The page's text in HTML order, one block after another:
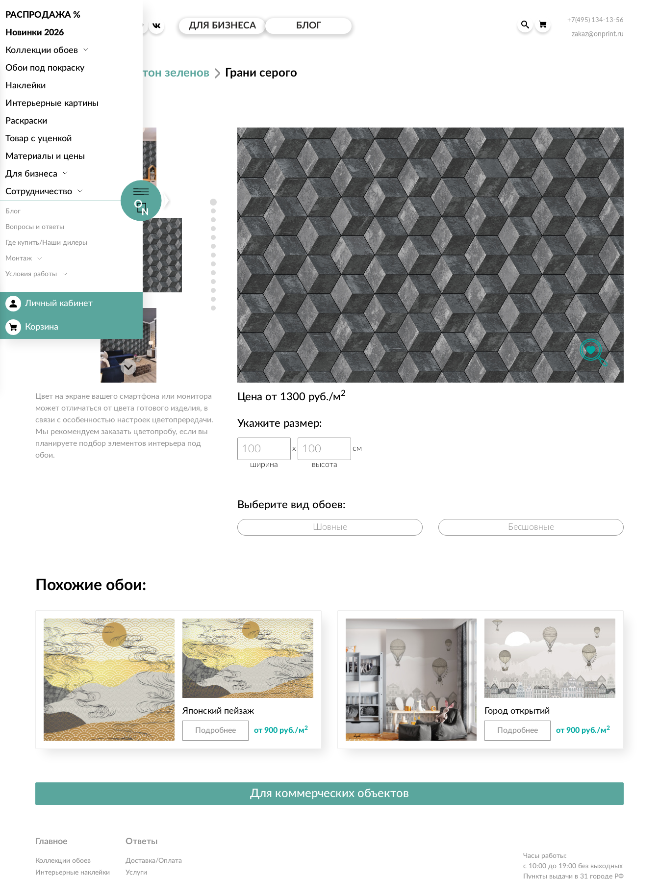
ДЛЯ БИЗНЕСА БЛОГ
+7(495) 134-13-56
zakaz@onprint.ru
РАСПРОДАЖА %
Новинки 2026
Коллекции обоев
Обои под покраску
Наклейки
Интерьерные картины
Раскраски
Товар с уценкой
Материалы и цены
Для бизнеса
Сотрудничество
Блог
Вопросы и ответы
Где купить/Наши дилеры
Монтаж
Условия работы
Личный кабинет
Корзина
Каталог Антон зеленов Грани серого
Грани серого
Цвет на экране вашего смартфона или монитора
может отличаться от цвета готового изделия, в
связи с особенностью настроек цветопрередачи.
Мы рекомендуем заказать цветопробу, если вы
планируете подбор элементов интерьера под
обои.
Цена от 1300 руб./м2
Укажите размер:
ширина
x
высота
см
Выберите вид обоев:
Шовные Бесшовные
Похожие обои:
Японский пейзаж
Подробнее от 900 руб./м2
Город открытий
Подробнее от 900 руб./м2
Для коммерческих объектов
Главное
Коллекции обоев
Интерьерные наклейки
Ответы
Доставка/Оплата
Услуги
Часы работы:
с 10:00 до 19:00 без выходных
Пункты выдачи в 31 городе РФ